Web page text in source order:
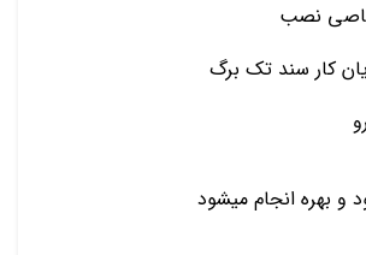
نصب
کار سند تک برگ
و بهره انجام میشود